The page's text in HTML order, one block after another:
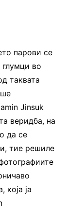
парови се
во
таквата
Jinsuk
веридба, на
да се
тие решиле
која ја